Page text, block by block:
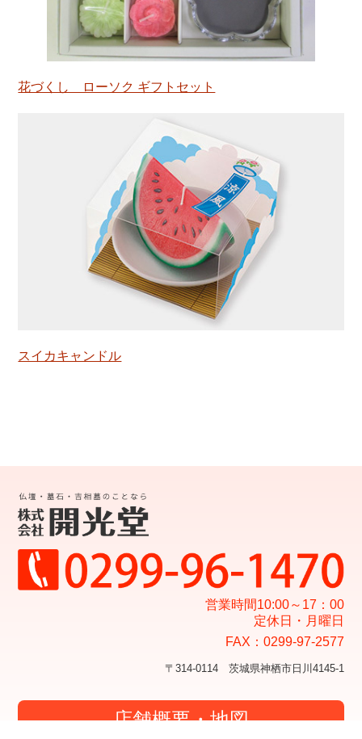
花づくし ローソク ギフトセット
スイカキャンドル
営業時間10:00～17：00
定休日・月曜日
FAX：0299-97-2577
〒314-0114 茨城県神栖市日川4145-1
店舗概要・地図